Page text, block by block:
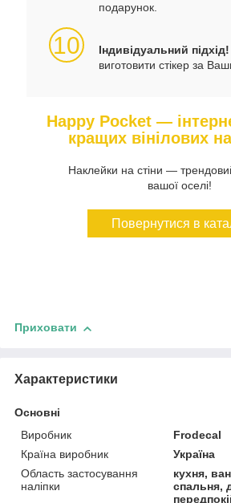
подарунок.
10 Індивідуальний підхід!
виготовити стікер за
Happy Pocket —
кращих вінілових
Наклейки на стіни —
вашої оселі!
Повернутися в
Приховати
Характеристики
Основні
Виробник
Frodecal
Країна виробник
Україна
Область застосування
наліпки
кухня,
спальня,